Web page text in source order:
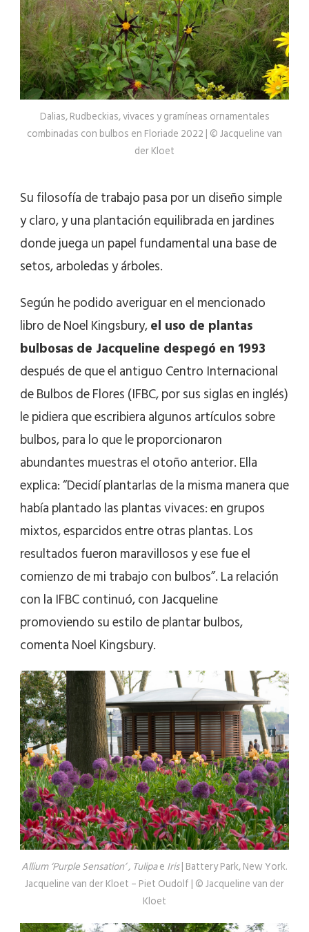
Dalias, Rudbeckias, vivaces y gramíneas ornamentales
combinadas con bulbos en Floriade 2022 | © Jacqueline van
der Kloet
Su filosofía de trabajo pasa por un diseño simple
y claro, y una plantación equilibrada en jardines
donde juega un papel fundamental una base de
setos, arboledas y árboles.
Según he podido averiguar en el mencionado
libro de Noel Kingsbury,el uso de plantas
bulbosas de Jacqueline despegó en 1993
después de que el antiguo Centro Internacional
de Bulbos de Flores (IFBC, por sus siglas en inglés)
le pidiera que escribiera algunos artículos sobre
bulbos, para lo que le proporcionaron
abundantes muestras el otoño anterior. Ella
explica: “Decidí plantarlas de la misma manera que
había plantado las plantas vivaces: en grupos
mixtos, esparcidos entre otras plantas. Los
resultados fueron maravillosos y ese fue el
comienzo de mi trabajo con bulbos”. La relación
con la IFBC continuó, con Jacqueline
promoviendo su estilo de plantar bulbos,
comenta Noel Kingsbury.
Allium ‘Purple Sensation’ , Tulipae Iris| Battery Park, New York.
Jacqueline van der Kloet – Piet Oudolf | © Jacqueline van der
Kloet